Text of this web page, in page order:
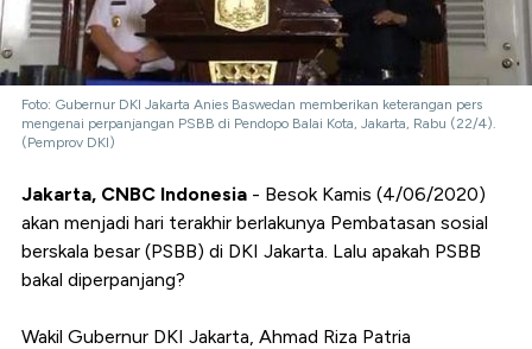
Foto: Gubernur DKI Jakarta Anies Baswedan memberikan keterangan pers
mengenai perpanjangan PSBB di Pendopo Balai Kota, Jakarta, Rabu (22/4).
(Pemprov DKI)
Jakarta, CNBC Indonesia - Besok Kamis (4/06/2020)
akan menjadi hari terakhir berlakunya Pembatasan sosial
berskala besar (PSBB) di DKI Jakarta. Lalu apakah PSBB
bakal diperpanjang?
Wakil Gubernur DKI Jakarta, Ahmad Riza Patria